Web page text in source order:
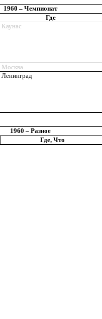
1960 – Чемпионат
Где
Каунас
Москва
Ленинград
1960 – Разное
Где, Что